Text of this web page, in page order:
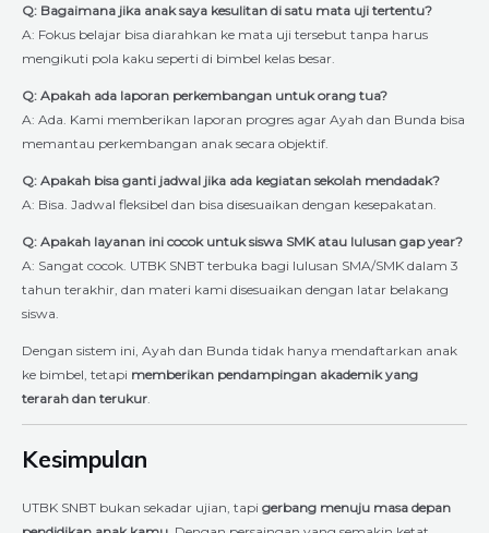
Q: Bagaimana jika anak saya kesulitan di satu mata uji tertentu?
A: Fokus belajar bisa diarahkan ke mata uji tersebut tanpa harus
mengikuti pola kaku seperti di bimbel kelas besar.
Q: Apakah ada laporan perkembangan untuk orang tua?
A: Ada. Kami memberikan laporan progres agar Ayah dan Bunda bisa
memantau perkembangan anak secara objektif.
Q: Apakah bisa ganti jadwal jika ada kegiatan sekolah mendadak?
A: Bisa. Jadwal fleksibel dan bisa disesuaikan dengan kesepakatan.
Q: Apakah layanan ini cocok untuk siswa SMK atau lulusan gap year?
A: Sangat cocok. UTBK SNBT terbuka bagi lulusan SMA/SMK dalam 3
tahun terakhir, dan materi kami disesuaikan dengan latar belakang
siswa.
Dengan sistem ini, Ayah dan Bunda tidak hanya mendaftarkan anak
ke bimbel, tetapi memberikan pendampingan akademik yang
terarah dan terukur
Kesimpulan
UTBK SNBT bukan sekadar ujian, tapi gerbang menuju masa depan